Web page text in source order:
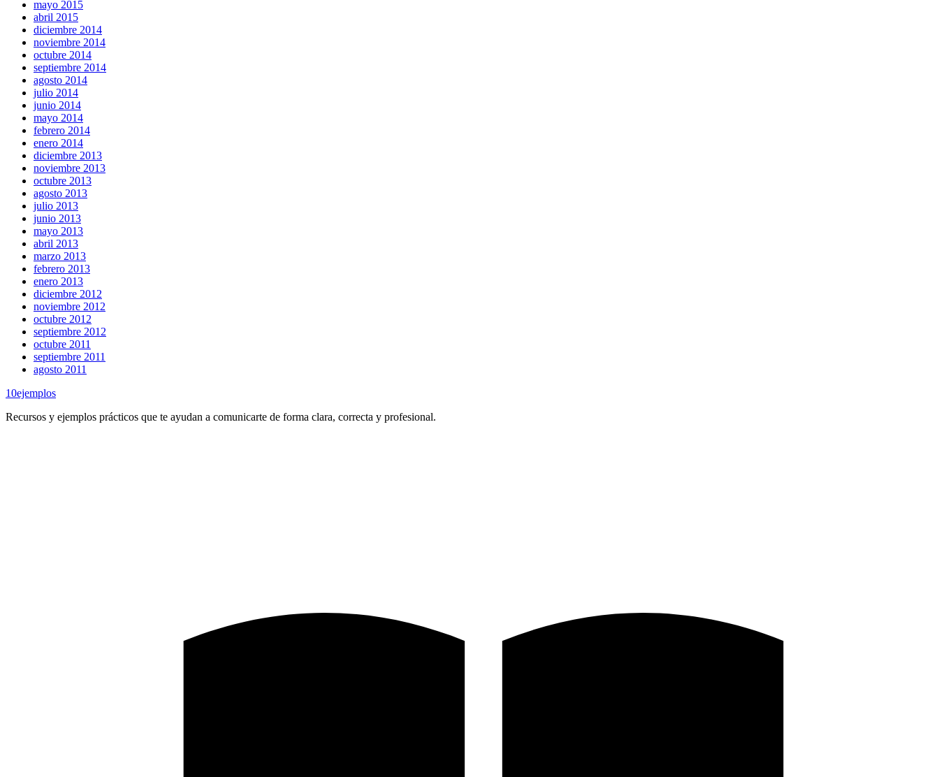
mayo 2015
abril 2015
diciembre 2014
noviembre 2014
octubre 2014
septiembre 2014
agosto 2014
julio 2014
junio 2014
mayo 2014
febrero 2014
enero 2014
diciembre 2013
noviembre 2013
octubre 2013
agosto 2013
julio 2013
junio 2013
mayo 2013
abril 2013
marzo 2013
febrero 2013
enero 2013
diciembre 2012
noviembre 2012
octubre 2012
septiembre 2012
octubre 2011
septiembre 2011
agosto 2011
10ejemplos
Recursos y ejemplos prácticos que te ayudan a comunicarte de forma clara, correcta y profesional.